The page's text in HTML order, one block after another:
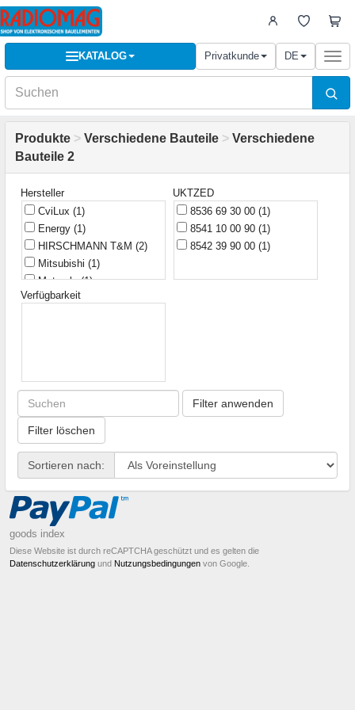
KATALOG Privatkunde DE
Produkte > Verschiedene Bauteile > Verschiedene
Bauteile 2
Hersteller
CviLux (1)
Energy (1)
HIRSCHMANN T&M (2)
Mitsubishi (1)
Motorola(1)
Shukat(1)
UKTZED
8536 69 30 00 (1)
8541 10 00 90 (1)
8542 39 90 00 (1)
Verfügbarkeit
Filter anwenden
Filter löschen
Sortieren nach:
goods index
Diese Website ist durch reCAPTCHA geschützt und es gelten die
Datenschutzerklärung und Nutzungsbedingungen von Google.